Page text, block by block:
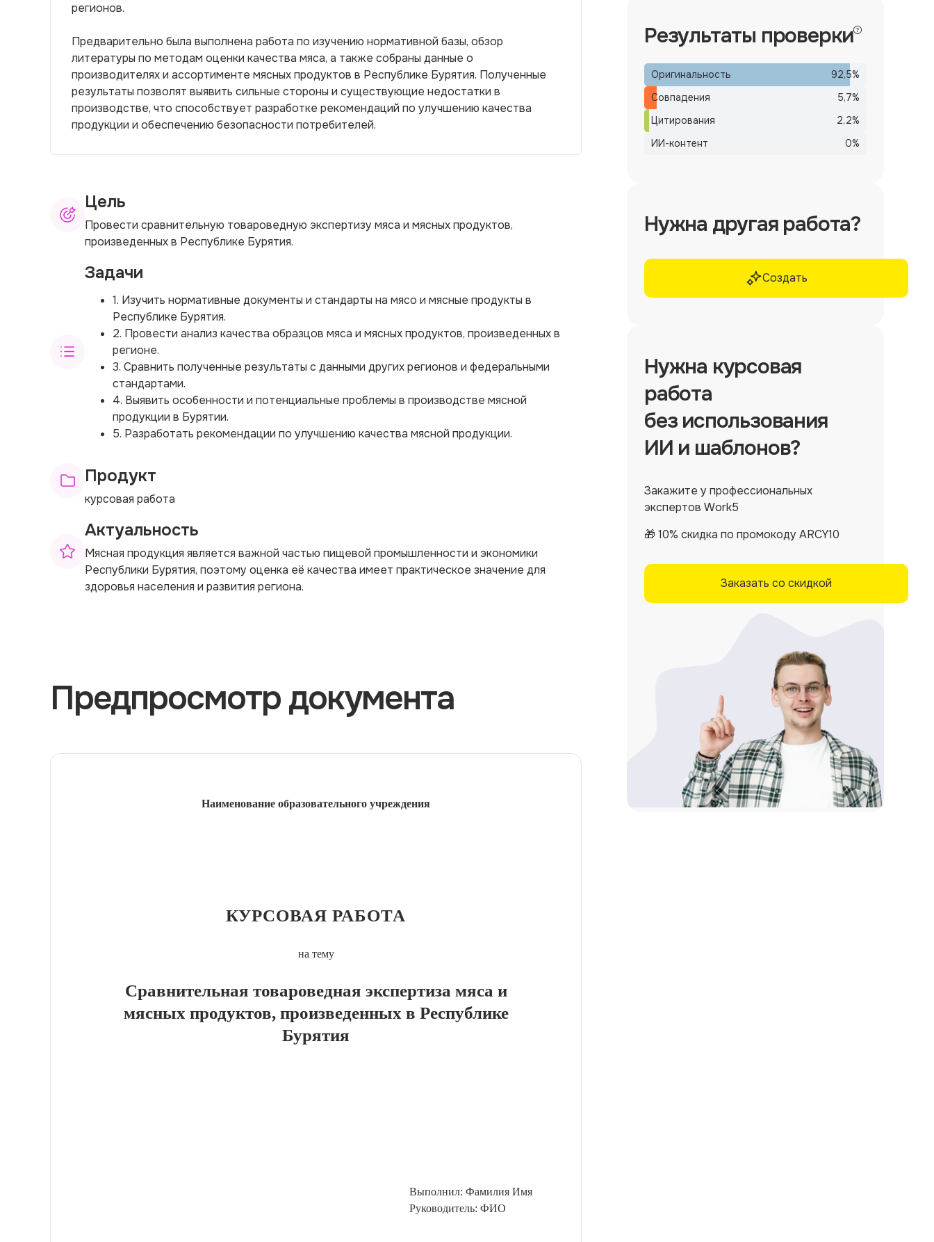
регионов.
Предварительно была выполнена работа по изучению нормативной базы, обзор
литературы по методам оценки качества мяса, а также собраны данные о
производителях и ассортименте мясных продуктов в Республике Бурятия. Полученные
результаты позволят выявить сильные стороны и существующие недостатки в
производстве, что способствует разработке рекомендаций по улучшению качества
продукции и обеспечению безопасности потребителей.
Цель
Провести сравнительную товароведную экспертизу мяса и мясных продуктов,
произведенных в Республике Бурятия.
Задачи
1. Изучить нормативные документы и стандарты на мясо и мясные продукты в
Республике Бурятия.
2. Провести анализ качества образцов мяса и мясных продуктов, произведенных в
регионе.
3. Сравнить полученные результаты с данными других регионов и федеральными
стандартами.
4. Выявить особенности и потенциальные проблемы в производстве мясной
продукции в Бурятии.
5. Разработать рекомендации по улучшению качества мясной продукции.
Продукт
курсовая работа
Актуальность
Мясная продукция является важной частью пищевой промышленности и экономики
Республики Бурятия, поэтому оценка её качества имеет практическое значение для
здоровья населения и развития региона.
Предпросмотр документа
Наименование образовательного учреждения
КУРСОВАЯ РАБОТА
на тему
Сравнительная товароведная экспертиза мяса и
мясных продуктов, произведенных в Республике
Бурятия
Выполнил: Фамилия Имя
Руководитель: ФИО
Результаты проверки
Оригинальность 92,5%
Совпадения
5,7%
Цитирования
2,2%
ИИ-контент
0%
Нужна другая работа?
Создать
Нужна курсовая
работа
без использования
ИИ и шаблонов?
Закажите у профессиональных
экспертов Work5
🎁 10% скидка по промокоду ARCY10
Заказать со скидкой